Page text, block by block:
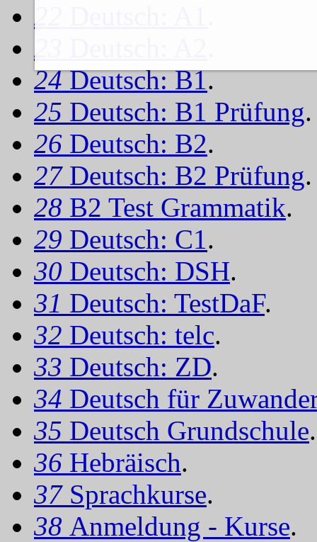
22
23
24Deutsch: B1.
25 Deutsch: B1 Prüfung.
26 Deutsch: B2.
27 Deutsch: B2 Prüfung.
28 B2 Test Grammatik.
29 Deutsch: C1.
30 Deutsch: DSH.
31 Deutsch: TestDaF.
32 Deutsch: telc.
33 Deutsch: ZD.
34 Deutsch für
35 Deutsch Grundschule.
36 Hebräisch.
37 Sprachkurse.
38 Anmeldung - Kurse.